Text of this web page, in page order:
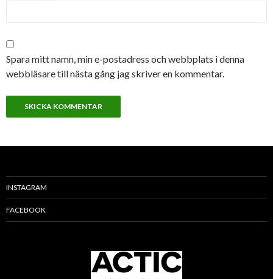
Spara mitt namn, min e-postadress och webbplats i denna
webbläsare till nästa gång jag skriver en kommentar.
INSTAGRAM
FACEBOOK